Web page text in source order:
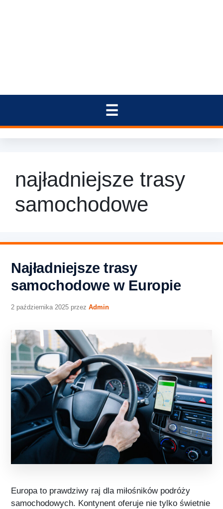
najładniejsze trasy
samochodowe
Najładniejsze trasy
samochodowe w Europie
2 października 2025 przez Admin
Europa to prawdziwy raj dla miłośników podróży
samochodowych. Kontynent oferuje nie tylko świetnie